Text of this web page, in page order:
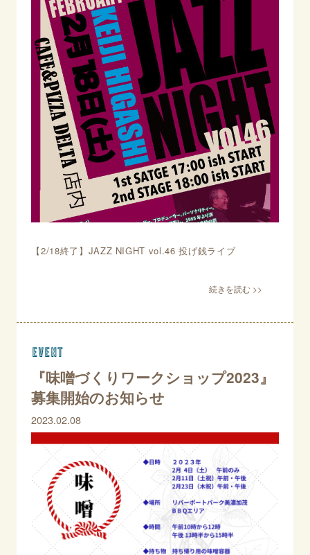
【2/18終了】JAZZ NIGHT vol.46 投げ銭ライブ
event
『味噌づくりワークショップ2023』
募集開始のお知らせ
2023.02.08